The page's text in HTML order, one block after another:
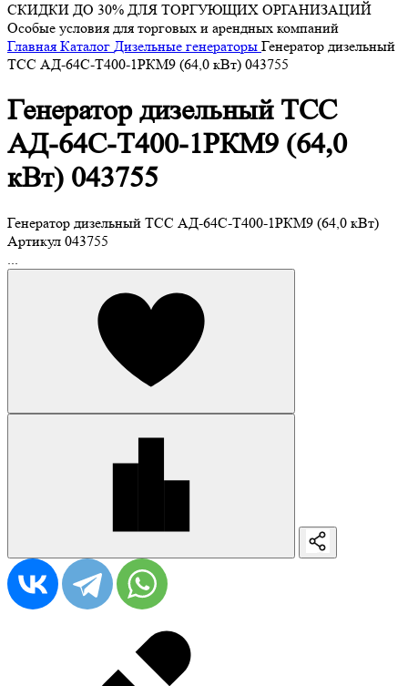
СКИДКИ ДО 30% ДЛЯ ТОРГУЮЩИХ ОРГАНИЗАЦИЙ
Особые условия для торговых и арендных компаний
Главная Каталог Дизельные генераторы Генератор дизельный
ТСС АД-64C-Т400-1РКМ9 (64,0 кВт) 043755
Генератор дизельный ТСС
АД-64C-Т400-1РКМ9 (64,0
кВт) 043755
Генератор дизельный ТСС АД-64C-Т400-1РКМ9 (64,0 кВт)
Артикул 043755
...